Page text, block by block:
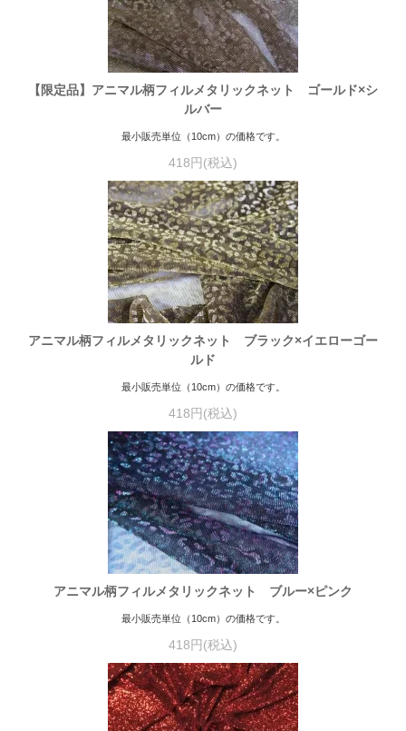
【限定品】アニマル柄フィルメタリックネット ゴールド×シ
ルバー
最小販売単位（10cm）の価格です。
418円(税込)
アニマル柄フィルメタリックネット ブラック×イエローゴー
ルド
最小販売単位（10cm）の価格です。
418円(税込)
アニマル柄フィルメタリックネット ブルー×ピンク
最小販売単位（10cm）の価格です。
418円(税込)